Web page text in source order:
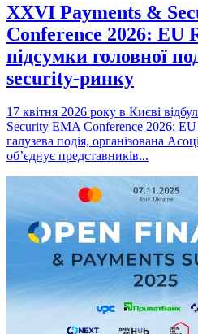
XXVI Payments &
Conference 2026: EU
підсумки головної
security-ринку
17 квітня 2026 року в Києві
Security EMA Conference 2026:
галузева подія, організована
об’єднує представників...